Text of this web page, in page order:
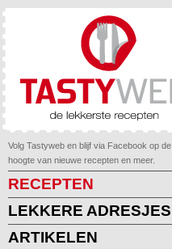
Volg Tastyweb en blijf via Facebook op de
hoogte van nieuwe recepten en meer.
RECEPTEN
LEKKERE ADRESJES
ARTIKELEN